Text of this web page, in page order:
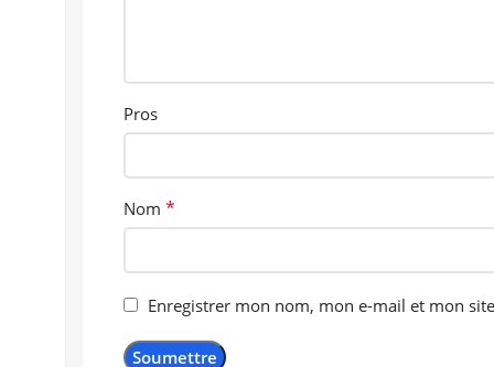
Pros
Nom *
Enregistrer mon nom, mon e-mail et mon